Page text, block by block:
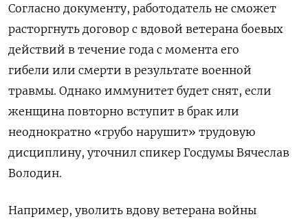
Согласно документу, работодатель не сможет
расторгнуть договор с вдовой ветерана боевых
действий в течение года с момента его
гибели или смерти в результате военной
травмы. Однако иммунитет будет снят, если
женщина повторно вступит в брак или
неоднократно «грубо нарушит» трудовую
дисциплину, уточнил спикер Госдумы Вячеслав
Володин.
Например, уволить вдову ветерана войны